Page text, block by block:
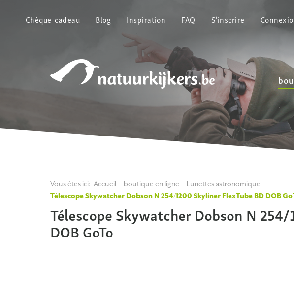
Chèque-cadeau Blog Inspiration FAQ S'inscrire
Vous êtes ici: Accueil boutique en ligne
Lunettes astronomique
Télescope Skywatcher Dobson N 254/1200 Skyliner FlexTube BD DOB
Télescope Skywatcher Dobson N
DOB GoTo